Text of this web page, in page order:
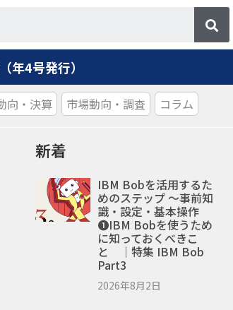
年4号発行）
向・決算 市場動向・調査 コラム
新着
IBM Bobを活用するた
めのステップ ～事前知
識・設定・基本操作
❶IBM Bobを使うため
に知っておくべきこ
と ｜特集 IBM Bob
Part3
2026年8月2日